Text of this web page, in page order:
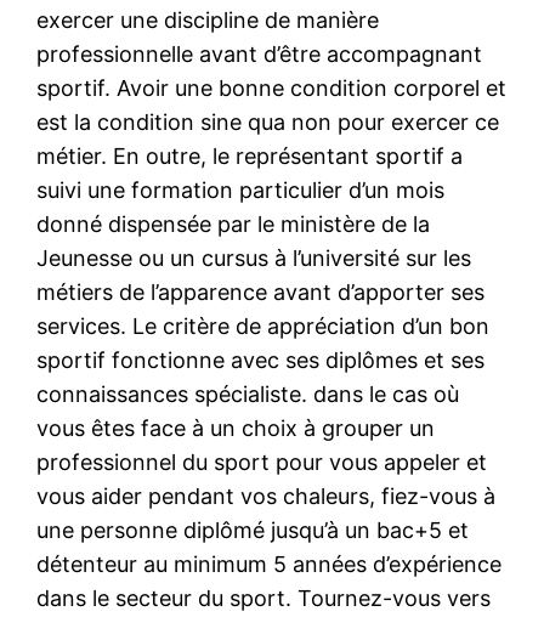
exercer une discipline de manière
professionnelle avant d’être accompagnant
sportif. Avoir une bonne condition corporel et
est la condition sine qua non pour exercer ce
métier. En outre, le représentant sportif a
suivi une formation particulier d’un mois
donné dispensée par le ministère de la
Jeunesse ou un cursus à l’université sur les
métiers de l’apparence avant d’apporter ses
services. Le critère de appréciation d’un bon
sportif fonctionne avec ses diplômes et ses
connaissances spécialiste. dans le cas où
vous êtes face à un choix à grouper un
professionnel du sport pour vous appeler et
vous aider pendant vos chaleurs, fiez-vous à
une personne diplômé jusqu’à un bac+5 et
détenteur au minimum 5 années d’expérience
dans le secteur du sport. Tournez-vous vers